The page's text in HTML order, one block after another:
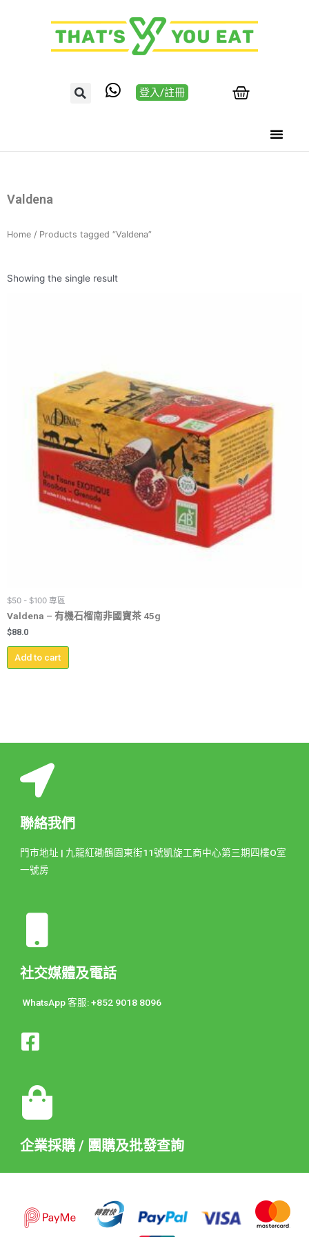
登入/註冊
Valdena
Home / Products tagged “Valdena”
Showing the single result
$50 - $100 專區
Valdena – 有機石榴南非國寶茶 45g
$88.0
Add to cart
聯絡我們
門市地址 | 九龍紅磡鶴園東街11號凱旋工商中心第三期四樓O室
一號房
社交媒體及電話
WhatsApp 客服: +852 9018 8096
企業採購 / 團購及批發查詢